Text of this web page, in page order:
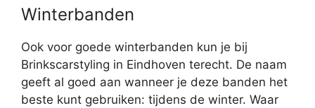
Winterbanden
Ook voor goede winterbanden kun je bij
Brinkscarstyling in Eindhoven terecht. De naam
geeft al goed aan wanneer je deze banden het
beste kunt gebruiken: tijdens de winter. Waar